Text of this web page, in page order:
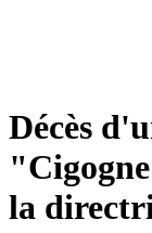
Décès
la